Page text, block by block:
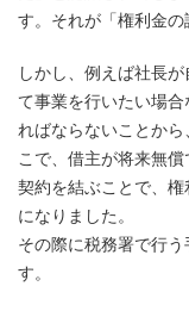
す。それが「権利金の
しかし、例えば社長
て事業を行いたい場
ればならないことか
こで、借主が将来無
契約を結ぶことで、
になりました。
その際に税務署で行
す。